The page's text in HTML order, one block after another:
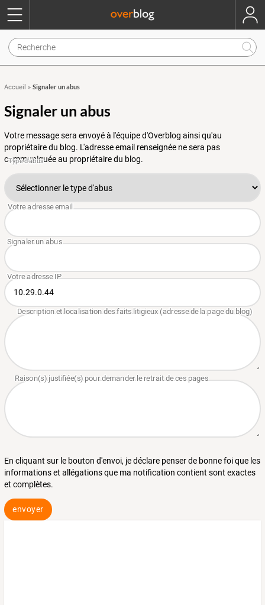
Accueil » Signaler un abus
Signaler un abus
Votre message sera envoyé à l'équipe d'Overblog ainsi qu'au
propriétaire du blog. L'adresse email renseignée ne sera pas
communiquée au propriétaire du blog.
En cliquant sur le bouton d'envoi, je déclare penser de bonne foi que les
informations et allégations que ma notification contient sont exactes
et complètes.
envoyer